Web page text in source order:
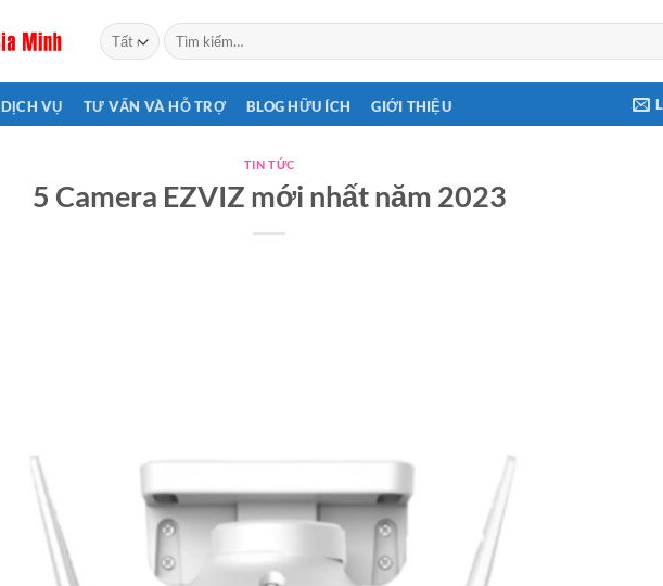
Tìm
kiếm:
DỊCH VỤ TƯ VẤN VÀ HỖ TRỢ BLOG HỮU ÍCH GIỚI THIỆU
TIN TỨC
5 Camera EZVIZ mới nhất năm 2023